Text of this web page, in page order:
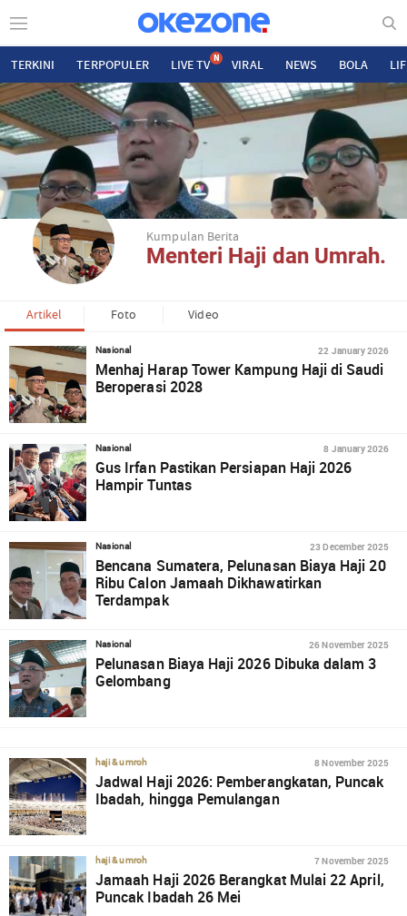
TERKINI TERPOPULER LIVE TV N VIRAL NEWS BOLA
Kumpulan Berita
Menteri Haji dan Umrah.
Artikel Foto Video
Nasional 22 January 2026
Menhaj Harap Tower Kampung Haji di Saudi
Beroperasi 2028
Nasional 8 January 2026
Gus Irfan Pastikan Persiapan Haji 2026
Hampir Tuntas
Nasional 23 December 2025
Bencana Sumatera, Pelunasan Biaya Haji 20
Ribu Calon Jamaah Dikhawatirkan
Terdampak
Nasional 26 November 2025
Pelunasan Biaya Haji 2026 Dibuka dalam 3
Gelombang
haji & umroh 8 November 2025
Jadwal Haji 2026: Pemberangkatan, Puncak
Ibadah, hingga Pemulangan
haji & umroh 7 November 2025
Jamaah Haji 2026 Berangkat Mulai 22 April,
Puncak Ibadah 26 Mei